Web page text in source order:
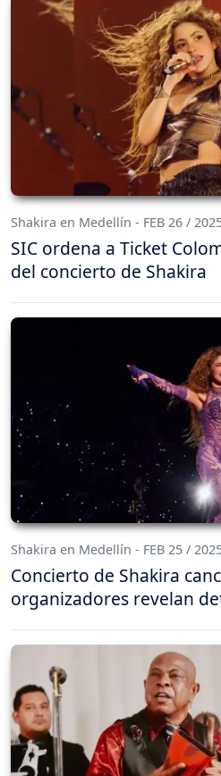
Shakira en Medellín - FEB 26 /
SIC ordena a Ticket
del concierto de Shakira
Shakira en Medellín - FEB 25 /
Concierto de Shakira
organizadores revelan